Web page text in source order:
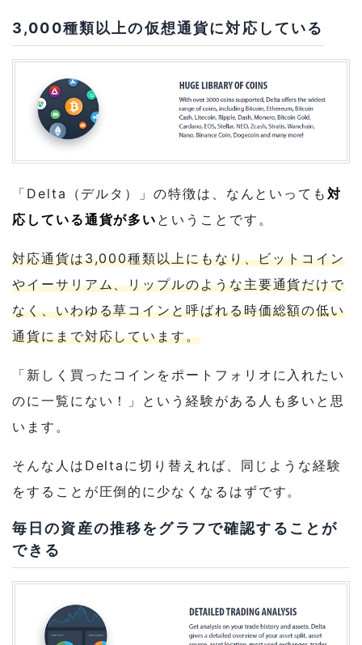
保有資産の推移を確認する
3-5 ウォッチリストに入れた仮想通貨にアラー
トを追加する
4 Delta（デルタ）で仮想通貨の資産管理を
3,000種類以上の仮想通貨に対応している
「Delta（デルタ）」の特徴は、なんといっても対
応している通貨が多い ということです。
対応通貨は3,000種類以上にもなり、ビットコイン
やイーサリアム、リップルのような主要通貨だけで
なく、いわゆる草コインと呼ばれる時価総額の低い
通貨にまで対応しています。
「新しく買ったコインをポートフォリオに入れたい
のに一覧にない！」という経験がある人も多いと思
います。
そんな人はDeltaに切り替えれば、同じような経験
をすることが圧倒的に少なくなるはずです。
毎日の資産の推移をグラフで確認することが
できる